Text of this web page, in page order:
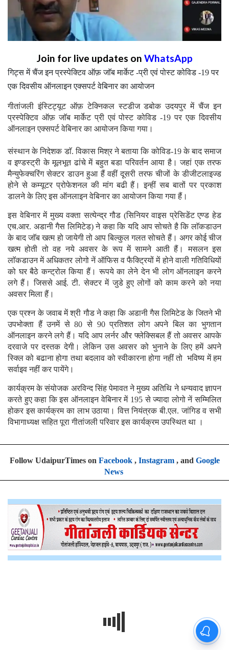
Join for live updates on WhatsApp
गिट्स में चैंज इन प्रस्पेक्टिव ऑफ़ जाॅब मार्केट -प्री एवं पोस्ट कोविड -19 पर
एक दिवसीय ऑनलाइन एक्सपर्ट वेबिनार का आयोजन
गीतांजली इंस्टिट्यूट ऑफ़ टेक्निकल स्टडीज डबोक उदयपुर में चैंज इन
प्रस्पेक्टिव ऑफ़ जाॅब मार्केट प्री एवं पोस्ट कोविड -19 पर एक दिवसीय
ऑनलाइन एक्सपर्ट वेबिनार का आयोजन किया गया।
संस्थान के निदेशक डाॅ. विकास मिश्र ने बताया कि कोविड-19 के बाद समाज
व इण्डस्ट्री के मूलभूत ढांचे में बहुत बडा परिवर्तन आया है। जहां एक तरफ
मैन्युफेक्चरिंग सेक्टर डाउन हुआ हैं वहीं दूसरी तरफ चीजों के डीजीटलाइज्ड
होने से कम्यूटर प्रोफेशनल की मांग बढी हैं। इन्हीं सब बातों पर प्रकाश
डालने के लिए इस ऑनलाइन वेबिनार का आयोजन किया गया हैं।
इस वेबिनार में मुख्य वक्ता सत्येन्द्र गौड (सिनियर वाइस प्रेसिडेंट एण्ड हेड
एच.आर. अडानी गैस लिमिटेड) ने कहा कि यदि आप सोचते है कि लाॅकडाउन
के बाद जाॅब खत्म हो जायेगी तो आप बिल्कुल गलत सोचते हैं। अगर कोई चीज
खत्म होती तो वह नये अवसर के रूप में सामने आती हैं। मसलन इस
लाॅकडाउन में अधिकतर लोगो नें ऑफिस व फैक्ट्रियों में होने वाली गतिविधियों
को घर बैठे कन्ट्रोल किया हैं। रूपये का लेने देन भी लोग ऑनलाइन करने
लगे हैं। जिससे आई. टी. सेक्टर में जुडे हुए लोगों को काम करने को नया
अवसर मिला हैं।
एक प्रश्न के जवाब में श्री गौड ने कहा कि अडानी गैस लिमिटेड के जितने भी
उपभोक्ता हैं उनमें से 80 से 90 प्रतिशत लोग अपने बिल का भुगतान
ऑनलाइन करने लगे हैं। यदि आप लर्नर और फ्लेक्सिबल हैं तो अवसर आपके
दरवाजे पर दस्तक देगी। लेकिन उस अवसर को भुनाने के लिए हमें अपने
स्क्लि को बढाना होगा तथा बदलाव को स्वीकारना होगा नहीं तो भविष्य में हम
सर्वाइव नहीं कर पायेंगे।
कार्यक्रम के संयोजक अरविन्द सिंह पेमावत ने मुख्य अतिथि ने धन्यवाद ज्ञापन
करते हुए कहा कि इस ऑनलाइन वेबिनार में 195 से ज्यादा लोगो नें सम्मिलित
होकर इस कार्यक्रम का लाभ उठाया। वित्त नियंत्रक बी.एल. जांगिड व सभी
विभागाध्यक्ष सहित पूरा गीतांजली परिवार इस कार्यक्रम उपस्थित था ।
Follow UdaipurTimes on Facebook, Instagram, and Google
News